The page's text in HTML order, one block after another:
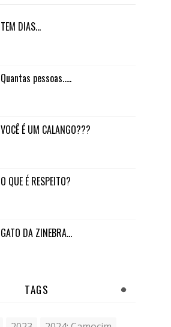
TEM DIAS...
Quantas pessoas.....
VOCÊ É UM CALANGO???
O QUE É RESPEITO?
GATO DA ZINEBRA...
TAGS